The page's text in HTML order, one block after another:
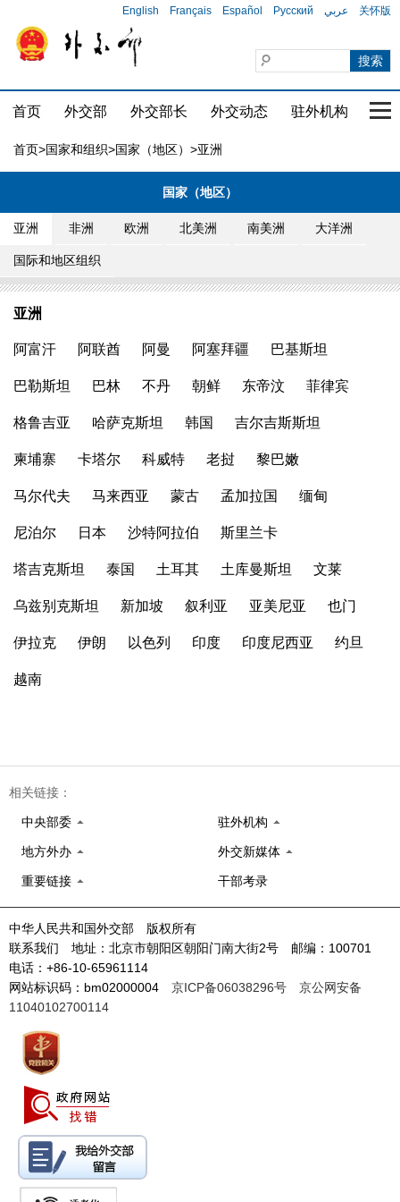
English Français Español Русский عربي 关怀版
首页 外交部 外交部长 外交动态 驻外机构 国
首页>国家和组织>国家（地区） >亚洲
国家（地区）
亚洲 非洲 欧洲 北美洲 南美洲 大洋洲
国际和地区组织
亚洲
阿富汗 阿联酋 阿曼 阿塞拜疆 巴基斯坦
巴勒斯坦 巴林 不丹 朝鲜 东帝汶 菲律宾
格鲁吉亚 哈萨克斯坦 韩国 吉尔吉斯斯坦
柬埔寨 卡塔尔 科威特 老挝 黎巴嫩
马尔代夫 马来西亚 蒙古 孟加拉国 缅甸
尼泊尔 日本 沙特阿拉伯 斯里兰卡
塔吉克斯坦 泰国 土耳其 土库曼斯坦 文莱
乌兹别克斯坦 新加坡 叙利亚 亚美尼亚 也门
伊拉克 伊朗 以色列 印度 印度尼西亚 约旦
越南
相关链接：
中央部委 驻外机构
地方外办 外交新媒体
重要链接 干部考录
中华人民共和国外交部 版权所有
联系我们 地址：北京市朝阳区朝阳门南大街2号 邮编：100701
电话：+86-10-65961114
网站标识码：bm02000004 京ICP备06038296号
京公网安备
11040102700114